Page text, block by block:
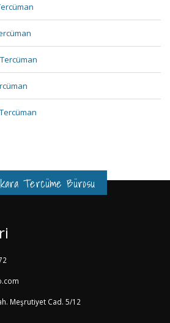
Tercüme Bürosu
Meşrutiyet Cad. 5/12